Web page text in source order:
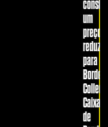
consigo
um
preço
para
Caixa
de